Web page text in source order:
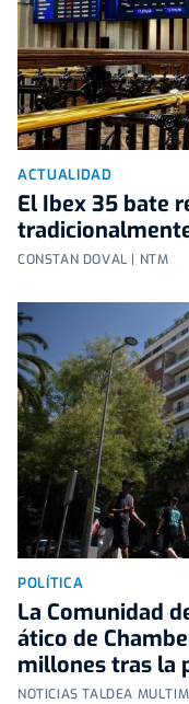
ACTUALIDAD
El Ibex 35 bate
CONSTAN DOVAL | NTM
POLÍTICA
La Comunidad
ático de
millones tras la
NOTICIAS TALDEA